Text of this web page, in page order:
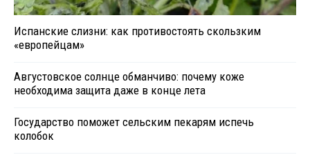
Испанские слизни: как противостоять скользким
«европейцам»
Августовское солнце обманчиво: почему коже
необходима защита даже в конце лета
Государство поможет сельским пекарям испечь
колобок